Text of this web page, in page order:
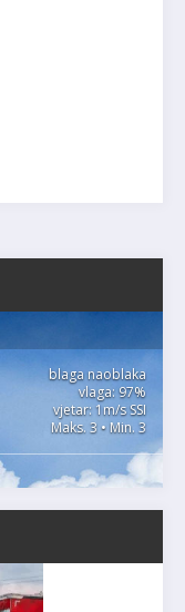
blaga naoblaka
vlaga: 97%
vjetar: 1m/s SSI
Maks. 3 • Min. 3